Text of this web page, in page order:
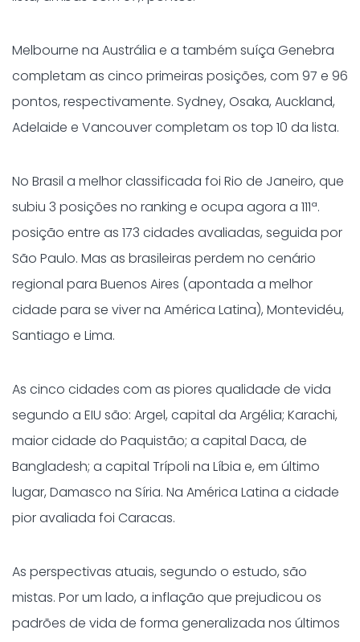
Melbourne na Austrália e a também suíça Genebra
completam as cinco primeiras posições, com 97 e 96
pontos, respectivamente. Sydney, Osaka, Auckland,
Adelaide e Vancouver completam os top 10 da lista.
No Brasil a melhor classificada foi Rio de Janeiro, que
subiu 3 posições no ranking e ocupa agora a 111ª.
posição entre as 173 cidades avaliadas, seguida por
São Paulo. Mas as brasileiras perdem no cenário
regional para Buenos Aires (apontada a melhor
cidade para se viver na América Latina), Montevidéu,
Santiago e Lima.
As cinco cidades com as piores qualidade de vida
segundo a EIU são: Argel, capital da Argélia; Karachi,
maior cidade do Paquistão; a capital Daca, de
Bangladesh; a capital Trípoli na Líbia e, em último
lugar, Damasco na Síria. Na América Latina a cidade
pior avaliada foi Caracas.
As perspectivas atuais, segundo o estudo, são
mistas. Por um lado, a inflação que prejudicou os
padrões de vida de forma generalizada nos últimos